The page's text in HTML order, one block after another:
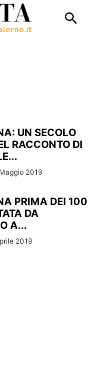
UN SECOLO
RACCONTO DI
2019
PRIMA DEI 100
DA
A...
2019